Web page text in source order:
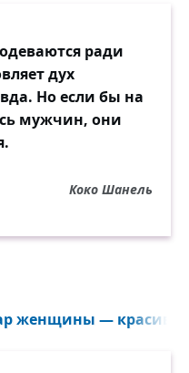
ради
дух
Но если бы на
мужчин, они
Коко Шанель
женщины —